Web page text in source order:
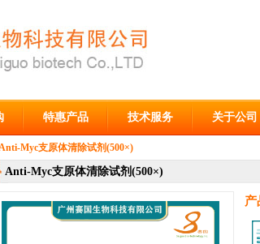
特惠产品 技术服务 关于公司
Myc支原体清除试剂(500×)
Anti-Myc支原体清除试剂(500×)
产